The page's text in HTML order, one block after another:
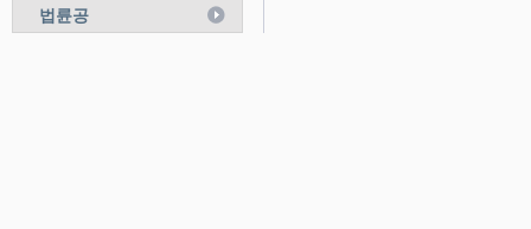
법륜공